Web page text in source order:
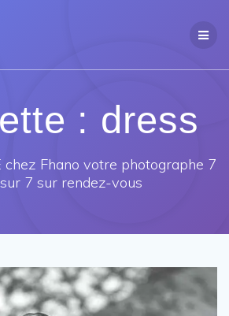
: dress
chez Fhano votre photographe 7
7 sur rendez-vous